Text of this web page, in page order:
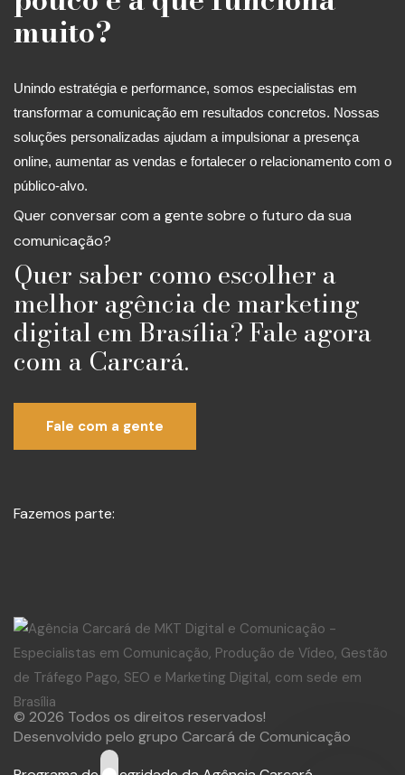
muito?
Unindo estratégia e performance, somos especialistas em
transformar a comunicação em resultados concretos. Nossas
soluções personalizadas ajudam a impulsionar a presença
online, aumentar as vendas e fortalecer o relacionamento com o
público-alvo.
Quer conversar com a gente sobre o futuro da sua
comunicação?
Quer saber como escolher a
melhor agência de marketing
digital em Brasília? Fale agora
com a Carcará.
Fale com a gente
Fazemos parte:
© 2026 Todos os direitos reservados!
Desenvolvido pelo grupo Carcará de Comunicação